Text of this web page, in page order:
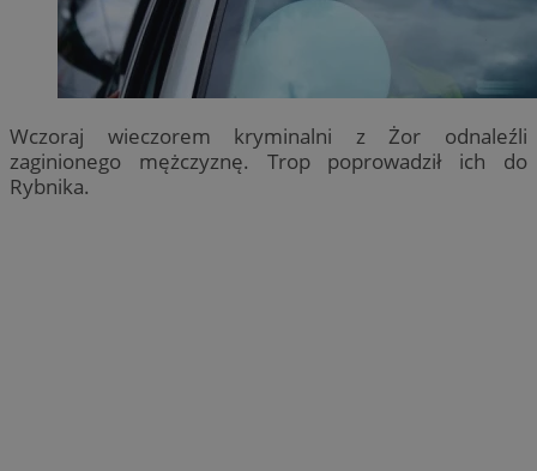
Wczoraj wieczorem kryminalni z Żor odnaleźli
zaginionego mężczyznę. Trop poprowadził ich do
Rybnika.